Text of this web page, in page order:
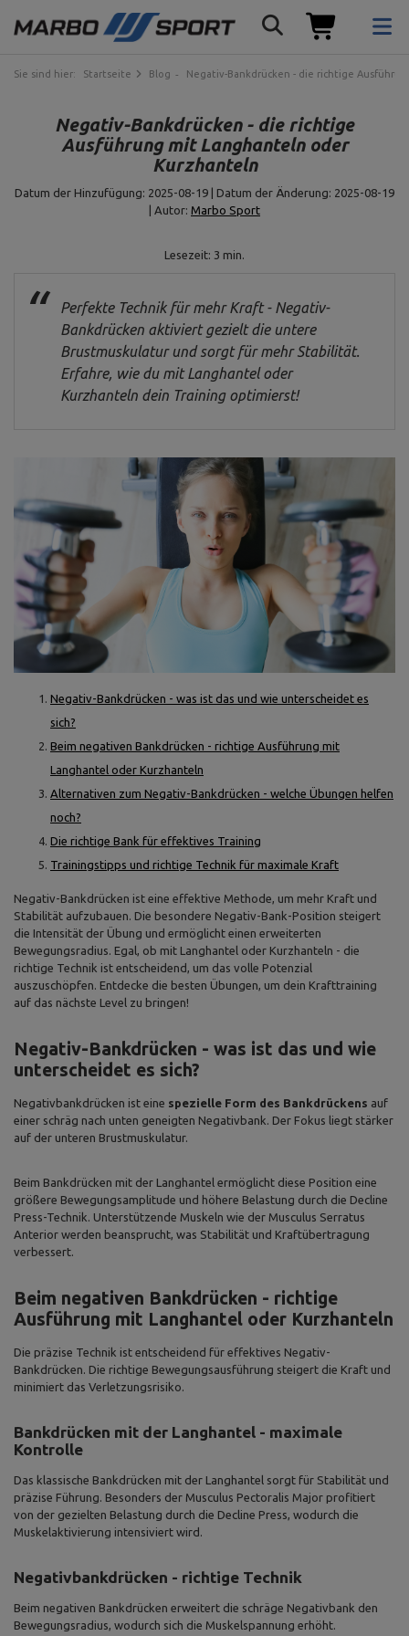
Sie sind hier: Startseite Blog Negativ-Bankdrücken - die richtige
Negativ-Bankdrücken - die richtige
Ausführung mit Langhanteln oder
Kurzhanteln
Datum der Hinzufügung: 2025-08-19 | Datum der Änderung: 2025-08-19
| Autor: Marbo Sport
Lesezeit: 3 min.
Perfekte Technik für mehr Kraft - Negativ-
Bankdrücken aktiviert gezielt die untere
Brustmuskulatur und sorgt für mehr Stabilität.
Erfahre, wie du mit Langhantel oder
Kurzhanteln dein Training optimierst!
Negativ-Bankdrücken - was ist das und wie unterscheidet es
sich?
Beim negativen Bankdrücken - richtige Ausführung mit
Langhantel oder Kurzhanteln
Alternativen zum Negativ-Bankdrücken - welche Übungen helfen
noch?
Die richtige Bank für effektives Training
Trainingstipps und richtige Technik für maximale Kraft
Negativ-Bankdrücken ist eine effektive Methode, um mehr Kraft und
Stabilität aufzubauen. Die besondere Negativ-Bank-Position steigert
die Intensität der Übung und ermöglicht einen erweiterten
Bewegungsradius. Egal, ob mit Langhantel oder Kurzhanteln - die
richtige Technik ist entscheidend, um das volle Potenzial
auszuschöpfen. Entdecke die besten Übungen, um dein Krafttraining
auf das nächste Level zu bringen!
Negativ-Bankdrücken - was ist das und wie
unterscheidet es sich?
Negativbankdrücken ist eine spezielle Form des Bankdrückens auf
einer schräg nach unten geneigten Negativbank. Der Fokus liegt stärker
auf der unteren Brustmuskulatur.
Beim Bankdrücken mit der Langhantel ermöglicht diese Position eine
größere Bewegungsamplitude und höhere Belastung durch die Decline
Press-Technik. Unterstützende Muskeln wie der Musculus Serratus
Anterior werden beansprucht, was Stabilität und Kraftübertragung
verbessert.
Beim negativen Bankdrücken - richtige
Ausführung mit Langhantel oder Kurzhanteln
Die präzise Technik ist entscheidend für effektives Negativ-
Bankdrücken. Die richtige Bewegungsausführung steigert die Kraft und
minimiert das Verletzungsrisiko.
Bankdrücken mit der Langhantel - maximale
Kontrolle
Das klassische Bankdrücken mit der Langhantel sorgt für Stabilität und
präzise Führung. Besonders der Musculus Pectoralis Major profitiert
von der gezielten Belastung durch die Decline Press, wodurch die
Muskelaktivierung intensiviert wird.
Negativbankdrücken - richtige Technik
Beim negativen Bankdrücken erweitert die schräge Negativbank den
Bewegungsradius, wodurch sich die Muskelspannung erhöht.